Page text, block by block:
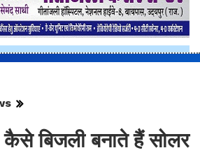
कैसे बिजली बनाते हैं सोलर